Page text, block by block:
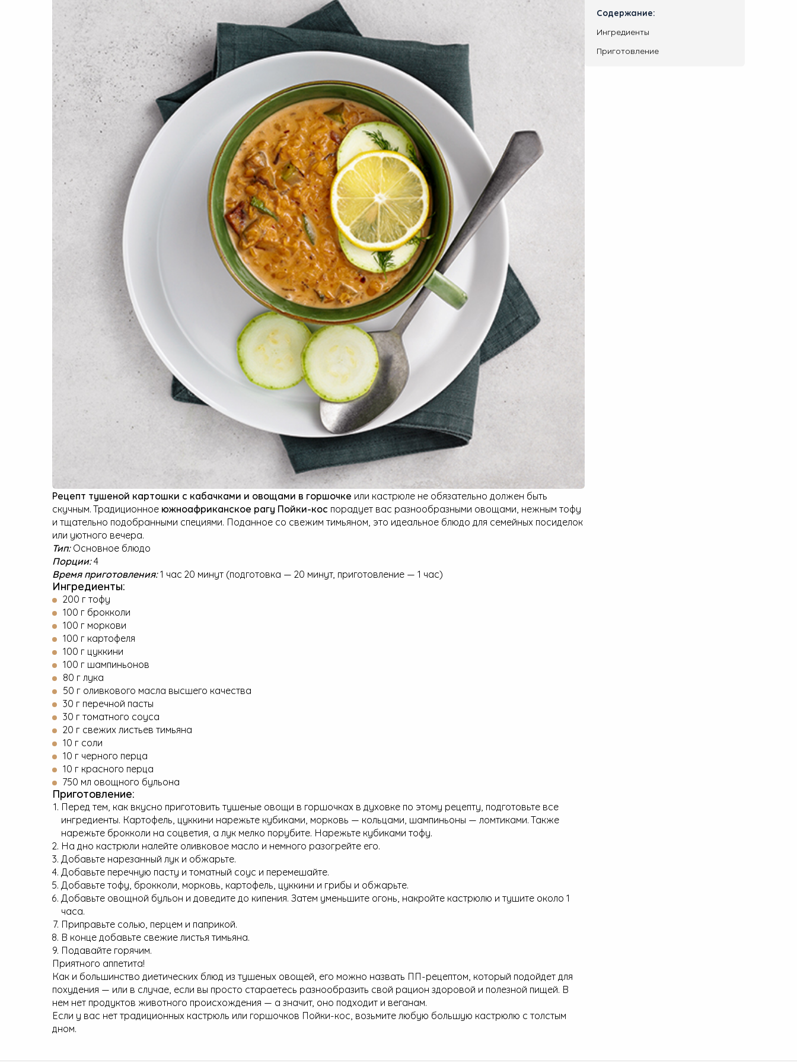
Рецепт тушеной картошки с кабачками и овощами в горшочке или кастрюле не обязательно должен быть
скучным. Традиционное южноафриканское рагу Пойки-кос порадует вас разнообразными овощами, нежным тофу
и тщательно подобранными специями. Поданное со свежим тимьяном, это идеальное блюдо для семейных посиделок
или уютного вечера.
Тип:Основное блюдо
Порции:4
Время приготовления:1 час 20 минут (подготовка — 20 минут, приготовление — 1 час)
Ингредиенты:
200 г тофу
100 г брокколи
100 г моркови
100 г картофеля
100 г цуккини
100 г шампиньонов
80 г лука
50 г оливкового масла высшего качества
30 г перечной пасты
30 г томатного соуса
20 г свежих листьев тимьяна
10 г соли
10 г черного перца
10 г красного перца
750 мл овощного бульона
Приготовление:
Перед тем, как вкусно приготовить тушеные овощи в горшочках в духовке по этому рецепту, подготовьте все
ингредиенты. Картофель, цуккини нарежьте кубиками, морковь — кольцами, шампиньоны — ломтиками. Также
нарежьте брокколи на соцветия, а лук мелко порубите. Нарежьте кубиками тофу.
На дно кастрюли налейте оливковое масло и немного разогрейте его.
Добавьте нарезанный лук и обжарьте.
Добавьте перечную пасту и томатный соус и перемешайте.
Добавьте тофу, брокколи, морковь, картофель, цуккини и грибы и обжарьте.
Добавьте овощной бульон и доведите до кипения. Затем уменьшите огонь, накройте кастрюлю и тушите около 1
часа.
Приправьте солью, перцем и паприкой.
В конце добавьте свежие листья тимьяна.
Подавайте горячим.
Приятного аппетита!
Как и большинство диетических блюд из тушеных овощей, его можно назвать ПП-рецептом, который подойдет для
похудения — или в случае, если вы просто стараетесь разнообразить свой рацион здоровой и полезной пищей. В
нем нет продуктов животного происхождения — а значит, оно подходит и веганам.
Если у вас нет традиционных кастрюль или горшочков Пойки-кос, возьмите любую большую кастрюлю с толстым
дном.
Содержание:
Ингредиенты
Приготовление